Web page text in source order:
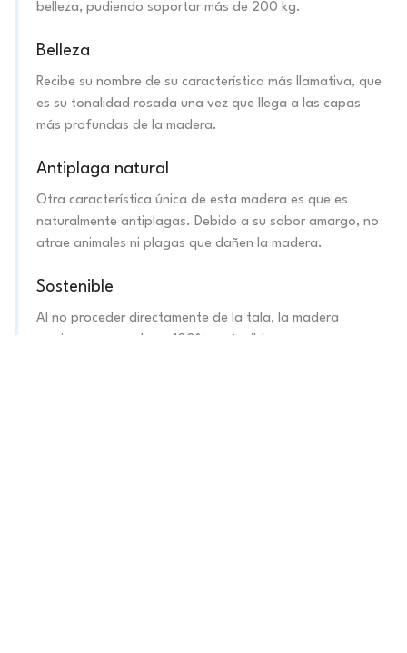
belleza, pudiendo soportar más de 200 kg.
Belleza
Recibe su nombre de su característica más llamativa, que
es su tonalidad rosada una vez que llega a las capas
más profundas de la madera.
Antiplaga natural
Otra característica única de esta madera es que es
naturalmente antiplagas. Debido a su sabor amargo, no
atrae animales ni plagas que dañen la madera.
Sostenible
Al no proceder directamente de la tala, la madera